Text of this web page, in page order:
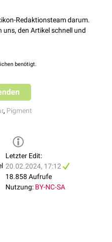
Redaktionsteam darum.
uns, den Artikel schnell und
benötigt.
, Pigment
Letzter Edit:
20.02.2024, 17:12
18.858 Aufrufe
Nutzung: BY-NC-SA